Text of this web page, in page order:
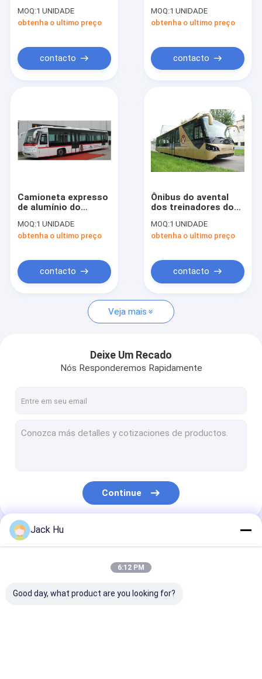
Sobre nós
Peça umas citações
Ônibus do avental do aeroporto
Escadas automotoras do passageiro
Aeroporto Ambulift
Caminhão de serviço de banheiro
Ônibus do passageiro do aeroporto
aeroporto de
Cummins Engine ao
MOQ:1 UNIDADE
obtenha o ultimo preço
contacto
suspensão
pneumática
MOQ:1 UNIDADE
obtenha o ultimo preço
contacto
Camioneta expresso
de alumínio do
do avental ao
aeroporto
MOQ:1 UNIDADE
obtenha o ultimo preço
contacto
Ônibus do avental
dos treinadores do
profissional 13 com
Cummins Engine
MOQ:1 UNIDADE
obtenha o ultimo preço
contacto
Veja mais
Deixe Um Recado
Nós Responderemos Rapidamente
Continue
Nossas Categorias
Jack Hu
6:12 PM
Good day, what product are you looking for?